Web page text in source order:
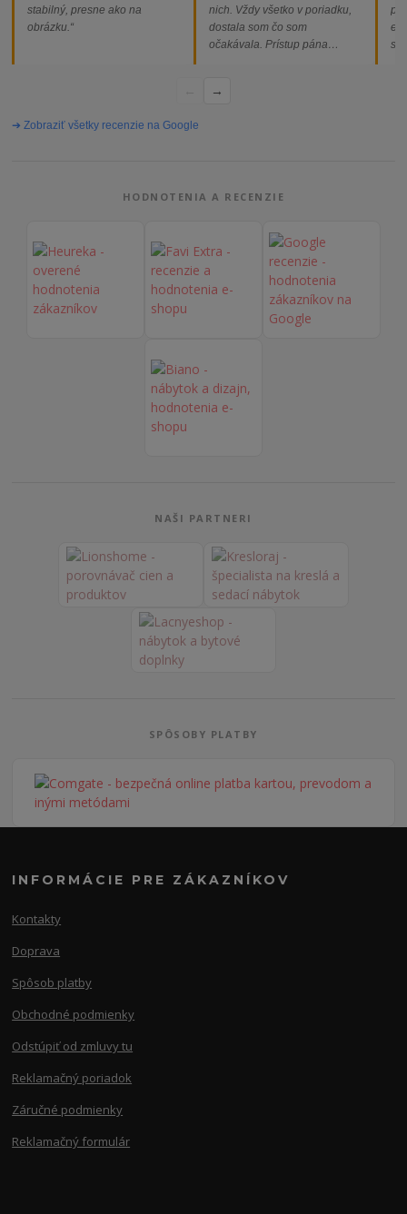
stabilný, presne ako na
obrázku.“
nich. Vždy všetko v poriadku,
dostala som čo som
očakávala. Prístup pána
problémov. Vrele odporúčam!“
→
➔ Zobraziť všetky recenzie na Google
HODNOTENIA A RECENZIE
NAŠI PARTNERI
SPÔSOBY PLATBY
INFORMÁCIE PRE ZÁKAZNÍKOV
Kontakty
Doprava
Spôsob platby
Obchodné podmienky
Odstúpiť od zmluvy tu
Reklamačný poriadok
Záručné podmienky
Reklamačný formulár